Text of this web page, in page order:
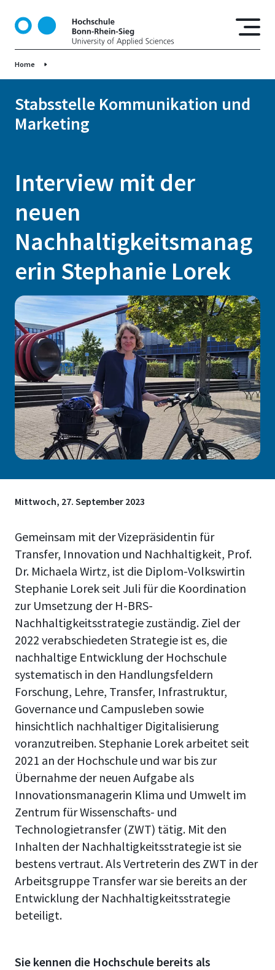
t
Home
Stabsstelle Kommunikation und
Marketing
Interview mit der
neuen
Nachhaltigkeitsmanag
erin Stephanie Lorek
Mittwoch, 27. September 2023
Gemeinsam mit der Vizepräsidentin für
Transfer, Innovation und Nachhaltigkeit, Prof.
Dr. Michaela Wirtz, ist die Diplom-Volkswirtin
Stephanie Lorek seit Juli für die Koordination
zur Umsetzung der H-BRS-
Nachhaltigkeitsstrategie zuständig. Ziel der
2022 verabschiedeten Strategie ist es, die
nachhaltige Entwicklung der Hochschule
systematisch in den Handlungsfeldern
Forschung, Lehre, Transfer, Infrastruktur,
Governance und Campusleben sowie
hinsichtlich nachhaltiger Digitalisierung
voranzutreiben. Stephanie Lorek arbeitet seit
2021 an der Hochschule und war bis zur
Übernahme der neuen Aufgabe als
Innovationsmanagerin Klima und Umwelt im
Zentrum für Wissenschafts- und
Technologietransfer (ZWT) tätig. Mit den
Inhalten der Nachhaltigkeitsstrategie ist sie
bestens vertraut. Als Vertreterin des ZWT in der
Arbeitsgruppe Transfer war sie bereits an der
Entwicklung der Nachhaltigkeitsstrategie
beteiligt.
Sie kennen die Hochschule bereits als